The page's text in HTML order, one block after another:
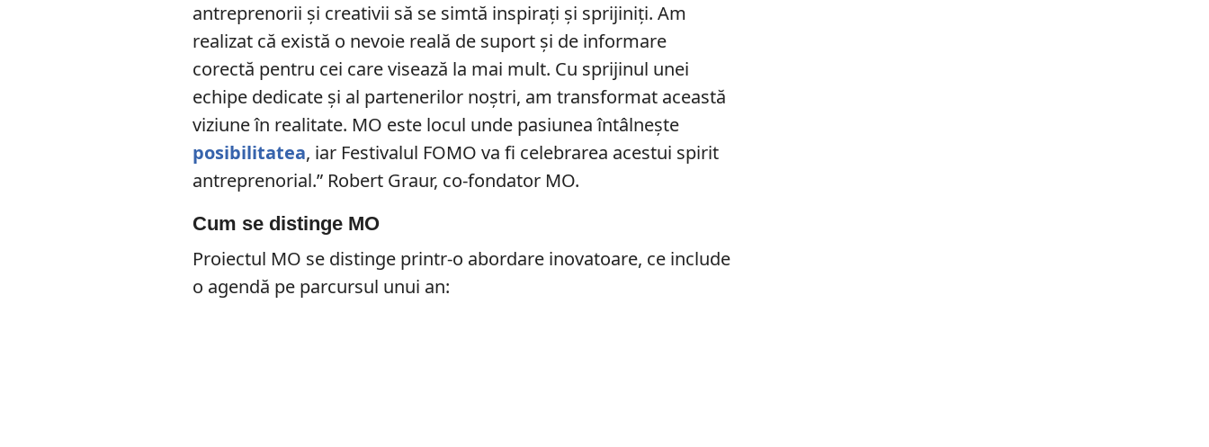
antreprenorii și creativii să se simtă inspirați și sprijiniți. Am
realizat că există o nevoie reală de suport și de informare
corectă pentru cei care visează la mai mult. Cu sprijinul unei
echipe dedicate și al partenerilor noștri, am transformat această
viziune în realitate. MO este locul unde pasiunea întâlnește
posibilitatea, iar Festivalul FOMO va fi celebrarea acestui spirit
antreprenorial.” Robert Graur, co-fondator MO.
Cum se distinge MO
Proiectul MO se distinge printr-o abordare inovatoare, ce include
o agendă pe parcursul unui an: